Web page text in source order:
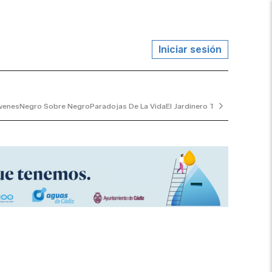
Iniciar sesión
Negro Sobre NegroParadojas De La VidaEl Jardinero Tranquilo